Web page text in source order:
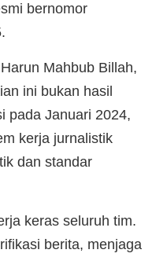
bernomor
Mahbub Billah,
ini bukan hasil
pada Januari 2024,
kerja jurnalistik
dan standar
keras seluruh tim.
berita, menjaga